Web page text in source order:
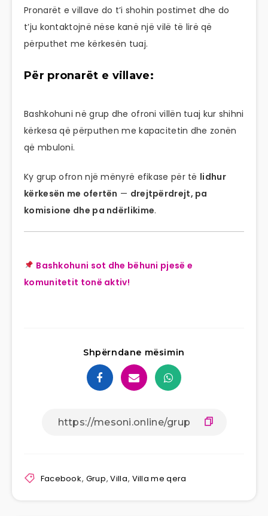
Pronarët e villave do t’i shohin postimet dhe do
t’ju kontaktojnë nëse kanë një vilë të lirë që
përputhet me kërkesën tuaj.
Për pronarët e villave:
Bashkohuni në grup dhe ofroni villën tuaj kur shihni
kërkesa që përputhen me kapacitetin dhe zonën
që mbuloni.
Ky grup ofron një mënyrë efikase për të lidhur
kërkesën me ofertën — drejtpërdrejt, pa
komisione dhe pa ndërlikime.
Bashkohuni sot dhe bëhuni pjesë e
komunitetit tonë aktiv!
Shpërndane mësimin
Facebook, Grup,Villa, Villa me qera